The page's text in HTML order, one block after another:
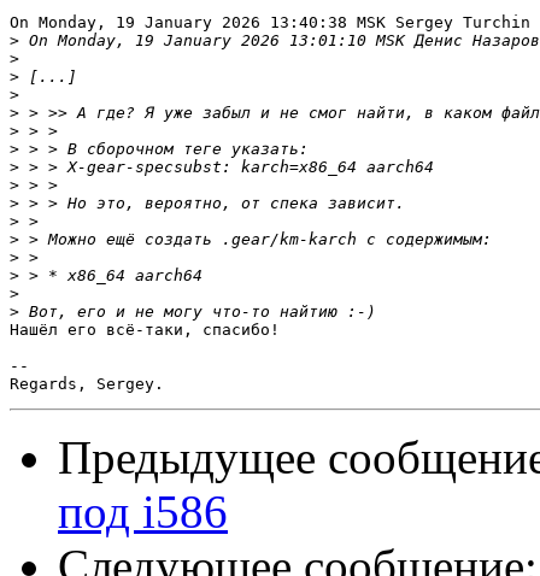
On Monday, 19 January 2026 13:40:38 MSK Sergey
>
>
>
>
>
>
>
>
>
>
>
>
>
>
>
>
Нашёл его всё-таки, спасибо!
--
Предыдущее
под i586